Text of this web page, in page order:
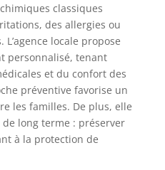
classiques
des allergies ou
locale propose
personnalisé, tenant
et du confort des
préventive favorise un
les familles. De plus, elle
long terme : préserver
à la protection de